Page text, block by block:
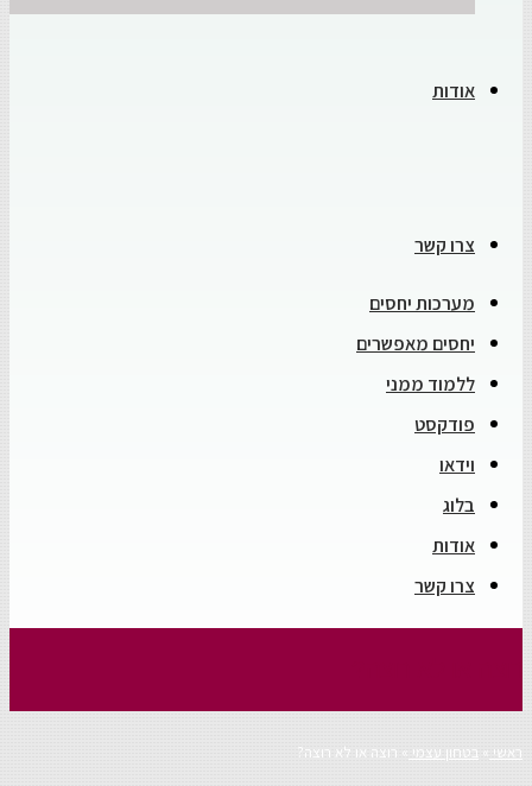
אודות
צרו קשר
מערכות יחסים
יחסים מאפשרים
ללמוד ממני
פודקסט
וידאו
בלוג
אודות
צרו קשר
ראשי » בטחון עצמי » רוצה או לא רוצה?